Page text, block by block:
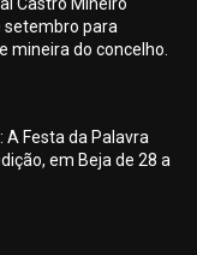
setembro para
mineira do concelho.
A Festa da Palavra
em Beja de 28 a